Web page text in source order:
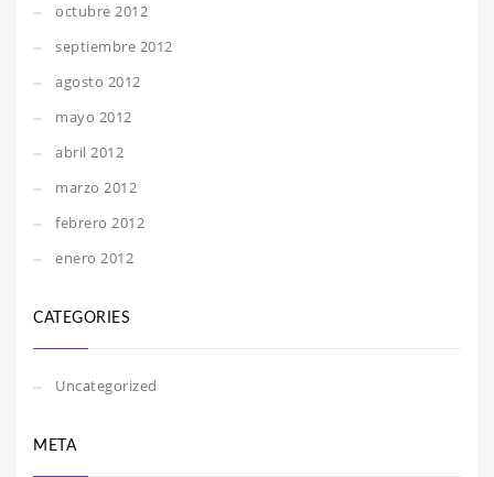
octubre 2012
septiembre 2012
agosto 2012
mayo 2012
abril 2012
marzo 2012
febrero 2012
enero 2012
CATEGORIES
Uncategorized
META